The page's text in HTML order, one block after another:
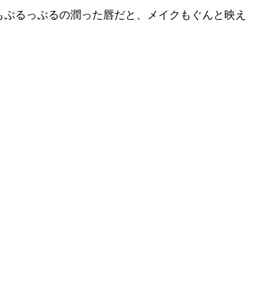
るっぷるの潤った唇だと、メイクもぐんと映え